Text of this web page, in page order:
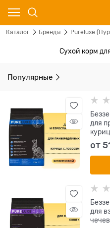
Каталог Бренды Pureluxe
Сухой корм
Популярные
для
от
для